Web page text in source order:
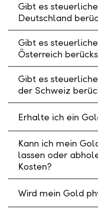
Gibt es
Deutschland
Gibt es
Österreich
Gibt es
der Schweiz
Erhalte ich ein
Kann ich mein
lassen oder
Kosten?
Wird mein Gold